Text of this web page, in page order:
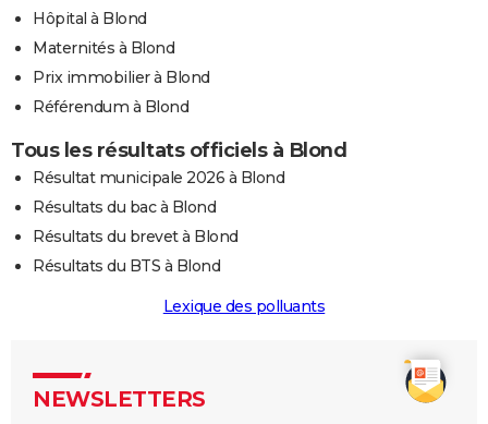
Hôpital à Blond
Maternités à Blond
Prix immobilier à Blond
Référendum à Blond
Tous les résultats officiels à Blond
Résultat municipale 2026 à Blond
Résultats du bac à Blond
Résultats du brevet à Blond
Résultats du BTS à Blond
Lexique des polluants
NEWSLETTERS